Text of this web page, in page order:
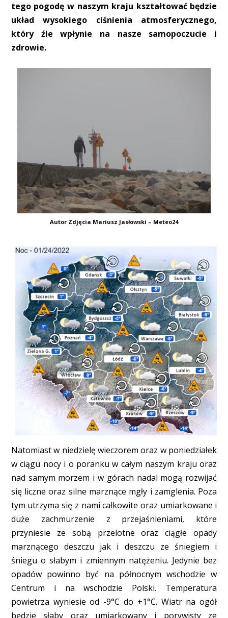
tego pogodę w naszym kraju kształtować będzie
układ wysokiego ciśnienia atmosferycznego,
który źle wpłynie na nasze samopoczucie i
zdrowie.
Autor Zdjęcia Mariusz Jasłowski – Meteo24
Natomiast w niedzielę wieczorem oraz w poniedziałek
w ciągu nocy i o poranku w całym naszym kraju oraz
nad samym morzem i w górach nadal mogą rozwijać
się liczne oraz silne marznące mgły i zamglenia. Poza
tym utrzyma się z nami całkowite oraz umiarkowane i
duże zachmurzenie z przejaśnieniami, które
przyniesie ze sobą przelotne oraz ciągłe opady
marznącego deszczu jak i deszczu ze śniegiem i
śniegu o słabym i zmiennym natężeniu. Jedynie bez
opadów powinno być na północnym wschodzie w
Centrum i na wschodzie Polski. Temperatura
powietrza wyniesie od -9°C do +1°C. Wiatr na ogół
będzie słaby oraz umiarkowany i porywisty ze